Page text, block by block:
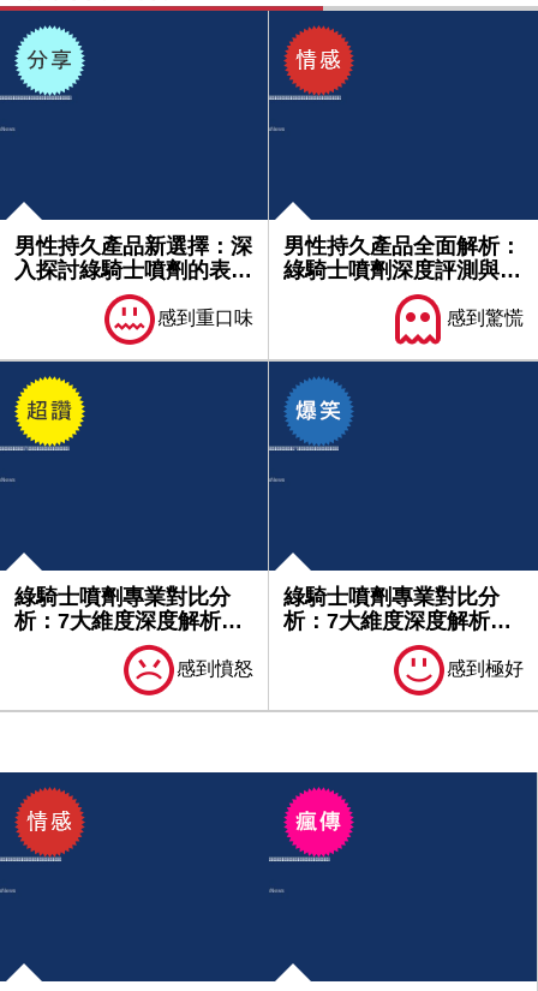
男性持久產品新選擇：深
入探討綠騎士噴劑的表現
感到重口味
男性持久產品全面解析：
綠騎士噴劑深度評測與使
感到驚慌
綠騎士噴劑專業對比分
析：7大維度深度解析產
感到憤怒
綠騎士噴劑專業對比分
析：7大維度深度解析產
感到極好